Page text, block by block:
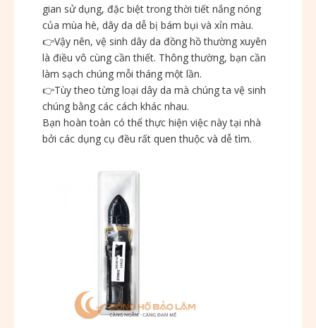
gian sử dụng, đặc biệt trong thời tiết nắng nóng
của mùa hè, dây da dễ bị bám bụi và xỉn màu.
👉Vậy nên, vệ sinh dây da đồng hồ thường xuyên
là điều vô cùng cần thiết. Thông thường, bạn cần
làm sạch chúng mỗi tháng một lần.
👉Tùy theo từng loại dây da mà chúng ta vệ sinh
chúng bằng các cách khác nhau.
Bạn hoàn toàn có thể thực hiện việc này tại nhà
bởi các dụng cụ đều rất quen thuộc và dễ tìm.